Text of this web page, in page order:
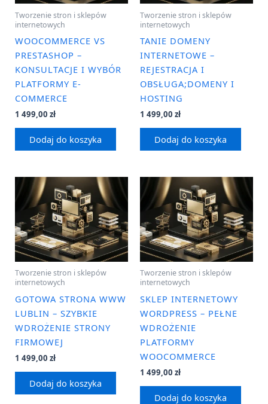
Tworzenie stron i sklepów
internetowych
WOOCOMMERCE VS
PRESTASHOP –
KONSULTACJE I WYBÓR
PLATFORMY E-
COMMERCE
1 499,00 zł
Dodaj do koszyka
Tworzenie stron i sklepów
internetowych
TANIE DOMENY
INTERNETOWE –
REJESTRACJA I
OBSŁUGA;DOMENY I
HOSTING
1 499,00 zł
Dodaj do koszyka
Tworzenie stron i sklepów
internetowych
GOTOWA STRONA WWW
LUBLIN – SZYBKIE
WDROŻENIE STRONY
FIRMOWEJ
1 499,00 zł
Dodaj do koszyka
Tworzenie stron i sklepów
internetowych
SKLEP INTERNETOWY
WORDPRESS – PEŁNE
WDROŻENIE
PLATFORMY
WOOCOMMERCE
1 499,00 zł
Dodaj do koszyka